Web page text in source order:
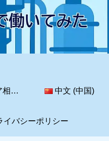
ス 中文 (中国)
イバシーポリシー